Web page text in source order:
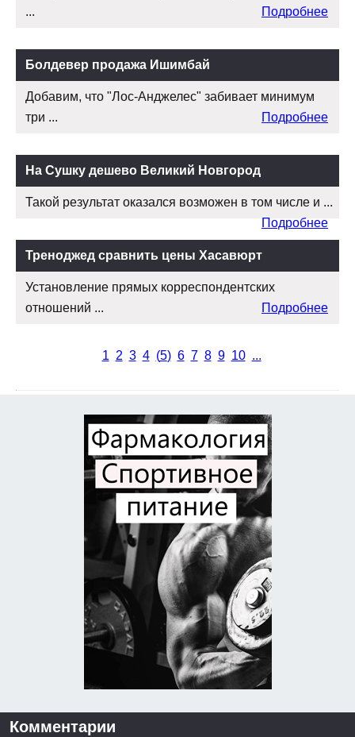
...
Подробнее
Болдевер продажа Ишимбай
Добавим, что "Лос-Анджелес" забивает минимум
три ...
Подробнее
На Сушку дешево Великий Новгород
Такой результат оказался возможен в том числе и ...
Подробнее
Треноджед сравнить цены Хасавюрт
Установление прямых корреспондентских
отношений ...
Подробнее
1 2 3 4 (5) 6 7 8 9 10 ...
Комментарии